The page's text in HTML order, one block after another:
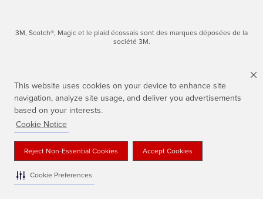
This website uses cookies on your device to enhance site
navigation, analyze site usage, and deliver you advertisements
based on your interests.
Cookie Notice
Reject Non-Essential Cookies Accept Cookies
Cookie Preferences
3M, Scotch®, Magic et le plaid écossais sont des marques déposées de la
société 3M.